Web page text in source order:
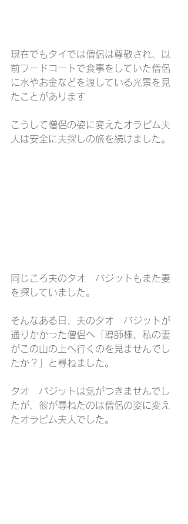
現在でもタイでは僧侶は尊敬され、以
前フードコートで食事をしていた僧侶
に水やお金などを渡している光景を見
たことがあります
こうして僧侶の姿に変えたオラピム夫
人は安全に夫探しの旅を続けました。
同じころ夫のタオ　バジットもまた妻
を探していました。
そんなある日、夫のタオ　バジットが
通りかかった僧侶へ「導師様、私の妻
がこの山の上へ行くのを見ませんでし
たか？」と尋ねました。
タオ　バジットは気がつきませんでし
たが、彼が尋ねたのは僧侶の姿に変え
たオラピム夫人でした。